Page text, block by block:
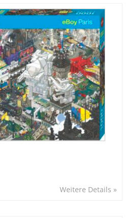
Weitere Details »